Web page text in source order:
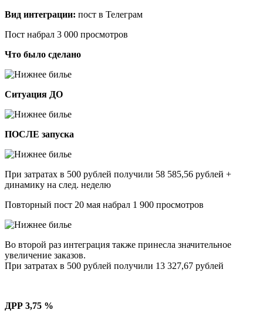
Вид интеграции: пост в Телеграм
Пост набрал 3 000 просмотров
Что было сделано
Ситуация ДО
ПОСЛЕ запуска
При затратах в 500 рублей получили 58 585,56 рублей +
динамику на след. неделю
Повторный пост 20 мая набрал 1 900 просмотров
Во второй раз интеграция также принесла значительное
увеличение заказов.
При затратах в 500 рублей получили 13 327,67 рублей
ДРР 3,75 %